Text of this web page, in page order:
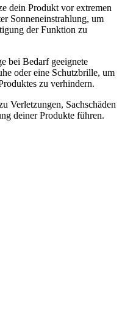
dein Produkt vor extremen
Sonneneinstrahlung, um
der Funktion zu
bei Bedarf geeignete
oder eine Schutzbrille, um
zu verhindern.
Verletzungen, Sachschäden
deiner Produkte führen.